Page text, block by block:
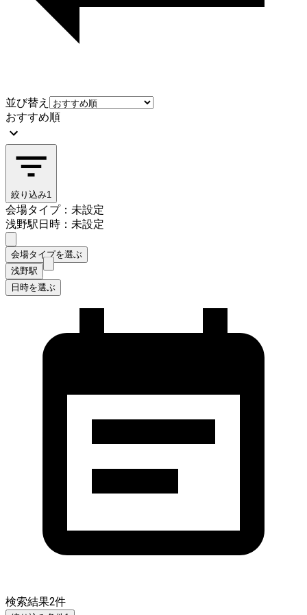
並び替え
おすすめ順
絞り込み1
会場タイプ：未設定
浅野駅日時：未設定
会場タイプを選ぶ
浅野駅
日時を選ぶ
検索結果2件